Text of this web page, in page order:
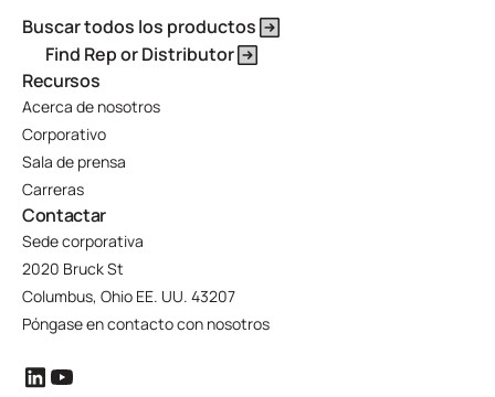
Buscar todos los productos
Find Rep or Distributor
Recursos
Acerca de nosotros
Corporativo
Sala de prensa
Carreras
Contactar
Sede corporativa
2020 Bruck St
Columbus, Ohio EE. UU. 43207
Póngase en contacto con nosotros